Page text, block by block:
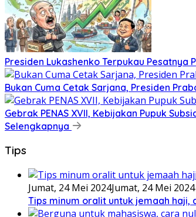
Presiden Lukashenko Terpukau Pesatnya
Bukan Cuma Cetak Sarjana, Presiden
Gebrak PENAS XVII, Kebijakan Pupuk
Selengkapnya
Tips
Jumat, 24 Mei 2024Jumat, 24 Mei 2024
Tips minum oralit untuk jemaah haji,